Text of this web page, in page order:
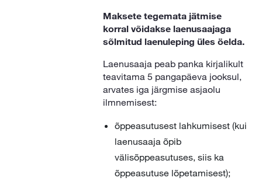
Maksete tegemata jätmise
korral võidakse laenusaajaga
sõlmitud laenuleping üles öelda.
Laenusaaja peab panka kirjalikult
teavitama 5 pangapäeva jooksul,
arvates iga järgmise asjaolu
ilmnemisest:
õppeasutusest lahkumisest (kui
laenusaaja õpib
välisõppeasutuses, siis ka
õppeasutuse lõpetamisest);